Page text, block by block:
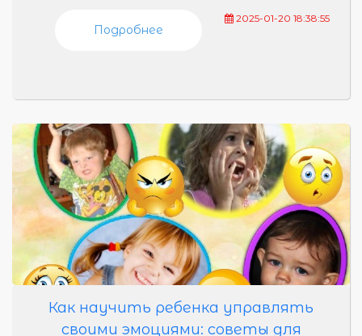
2025-01-20 18:38:55
Подробнее
Как научить ребенка управлять
своими эмоциями: советы для